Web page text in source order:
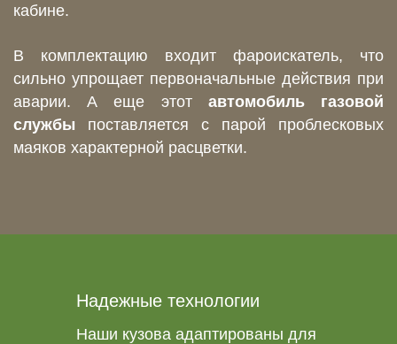
кабине.
В комплектацию входит фароискатель, что
сильно упрощает первоначальные действия при
аварии. А еще этот автомобиль газовой
службы поставляется с парой проблесковых
маяков характерной расцветки.
Надежные технологии
Наши кузова адаптированы для